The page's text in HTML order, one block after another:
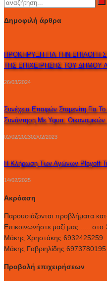
Δημοφιλή άρθρα
ΠΡΟΚΗΡΥΞΗ ΓΙΑ ΤΗΝ ΕΠΙΛΟΓΗ
ΤΗΣ ΕΠΙΧΕΙΡΗΣΗΣ ΤΟΥ ΔΗΜΟΥ
26/03/2024
Συνέχεια Επαφών Σταμενίτη Για
Συνάντηση Με Υφυπ. Οικονομικών.
02/02/202302/02/2023
Η Κλήρωση Των Αγώνων Playoff
14/02/2025
Ακρόαση
Παρουσιάζονται προβλήματα
Επικοινωνήστε μαζί μας......
Μάκης Χρηστάκης 6932425259
Μάκης Γαβριηλίδης 6973780195
Προβολή επιχειρήσεων